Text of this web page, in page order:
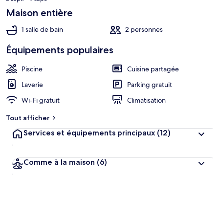
de
29 €.
Maison entière
1 salle de bain 2 personnes
Équipements populaires
Piscine
Cuisine partagée
Laverie
Parking gratuit
Wi-Fi gratuit
Climatisation
Tout afficher
Services et équipements principaux (12)
Comme à la maison (6)